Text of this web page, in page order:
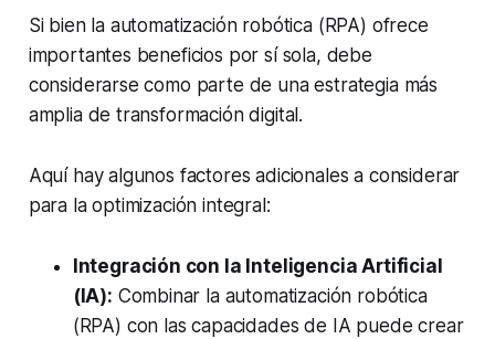
Si bien la automatización robótica (RPA) ofrece
importantes beneficios por sí sola, debe
considerarse como parte de una estrategia más
amplia de transformación digital.
Aquí hay algunos factores adicionales a considerar
para la optimización integral:
Integración con la Inteligencia Artificial
(IA): Combinar la automatización robótica
(RPA) con las capacidades de IA puede crear